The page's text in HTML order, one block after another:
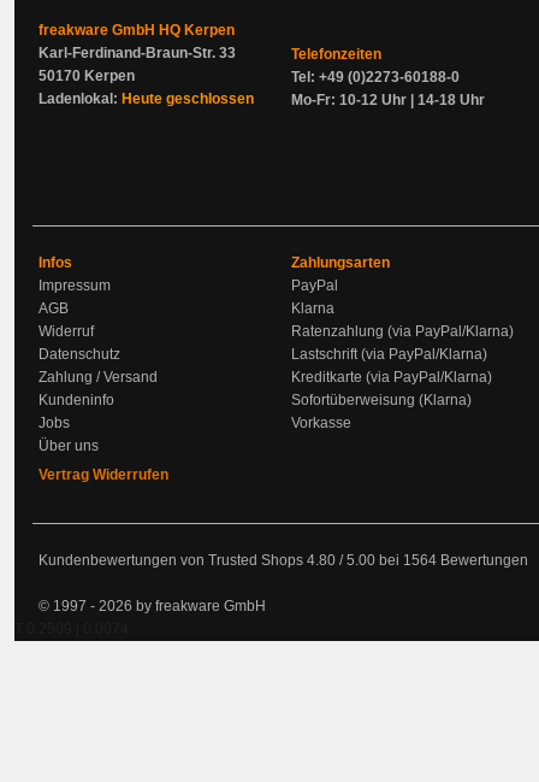
freakware GmbH HQ Kerpen
Karl-Ferdinand-Braun-Str. 33
50170 Kerpen
Ladenlokal: Heute geschlossen
Telefonzeiten
Tel: +49 (0)2273-60188-0
Mo-Fr: 10-12 Uhr | 14-18 Uhr
Infos
Impressum
AGB
Widerruf
Datenschutz
Zahlung / Versand
Kundeninfo
Jobs
Über uns
Vertrag Widerrufen
Zahlungsarten
PayPal
Klarna
Ratenzahlung (via PayPal/Klarna)
Lastschrift (via PayPal/Klarna)
Kreditkarte (via PayPal/Klarna)
Sofortüberweisung (Klarna)
Vorkasse
Kundenbewertungen von Trusted Shops 4.80 /5.00 bei 1564 Bewertungen
© 1997 - 2026 by freakware GmbH